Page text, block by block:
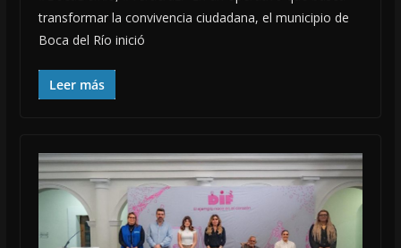
transformar la convivencia ciudadana, el municipio de
Boca del Río inició
Leer más